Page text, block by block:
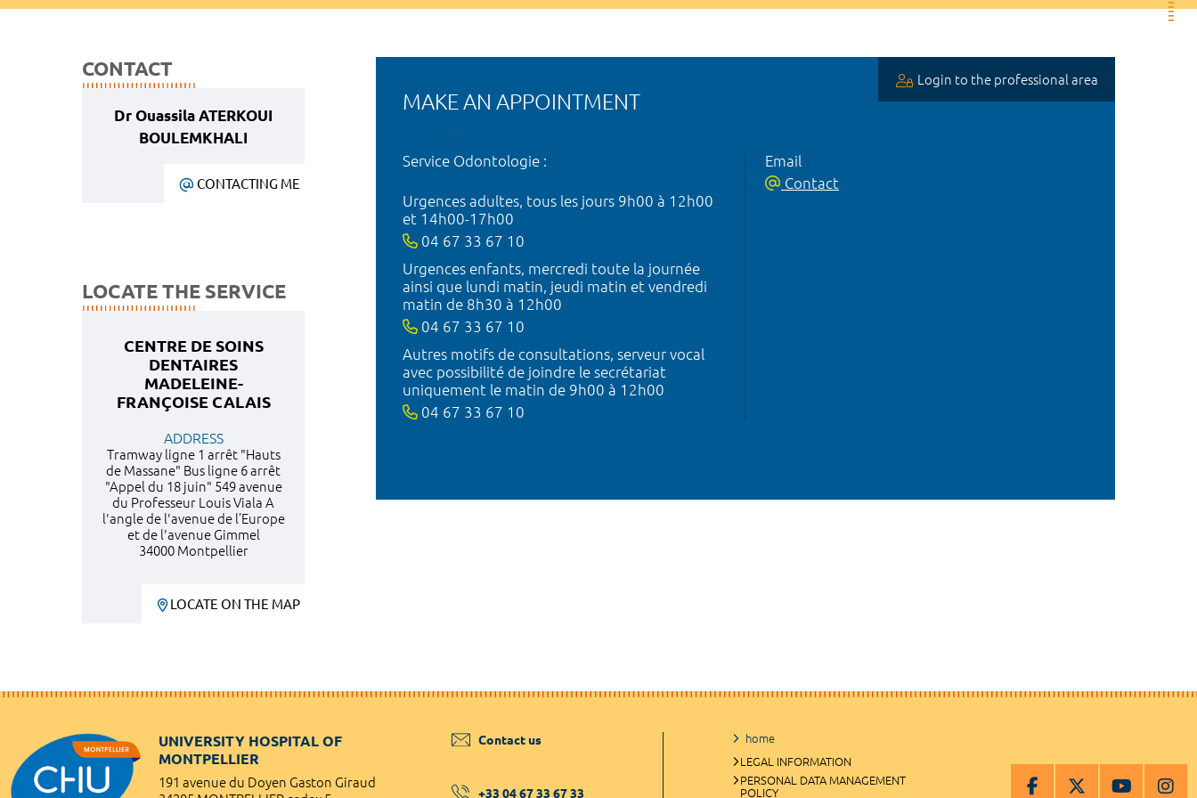
CONTACT
Dr Ouassila ATERKOUI
BOULEMKHALI
CONTACTING ME
LOCATE THE SERVICE
CENTRE DE SOINS
DENTAIRES
MADELEINE-
FRANÇOISE CALAIS
ADDRESS
Tramway ligne 1 arrêt "Hauts
de Massane" Bus ligne 6 arrêt
"Appel du 18 juin" 549 avenue
du Professeur Louis Viala A
l'angle de l'avenue de l’Europe
et de l'avenue Gimmel
34000 Montpellier
LOCATE ON THE MAP
MAKE AN APPOINTMENT
Login to the professional area
Service Odontologie :
Urgences adultes, tous les jours 9h00 à 12h00
et 14h00-17h00
04 67 33 67 10
Urgences enfants, mercredi toute la journée
ainsi que lundi matin, jeudi matin et vendredi
matin de 8h30 à 12h00
04 67 33 67 10
Autres motifs de consultations, serveur vocal
avec possibilité de joindre le secrétariat
uniquement le matin de 9h00 à 12h00
04 67 33 67 10
Email
Contact
UNIVERSITY HOSPITAL OF
MONTPELLIER
191 avenue du Doyen Gaston Giraud
Contact us
+33 04 67 33 67 33
home
LEGAL INFORMATION
PERSONAL DATA MANAGEMENT
POLICY